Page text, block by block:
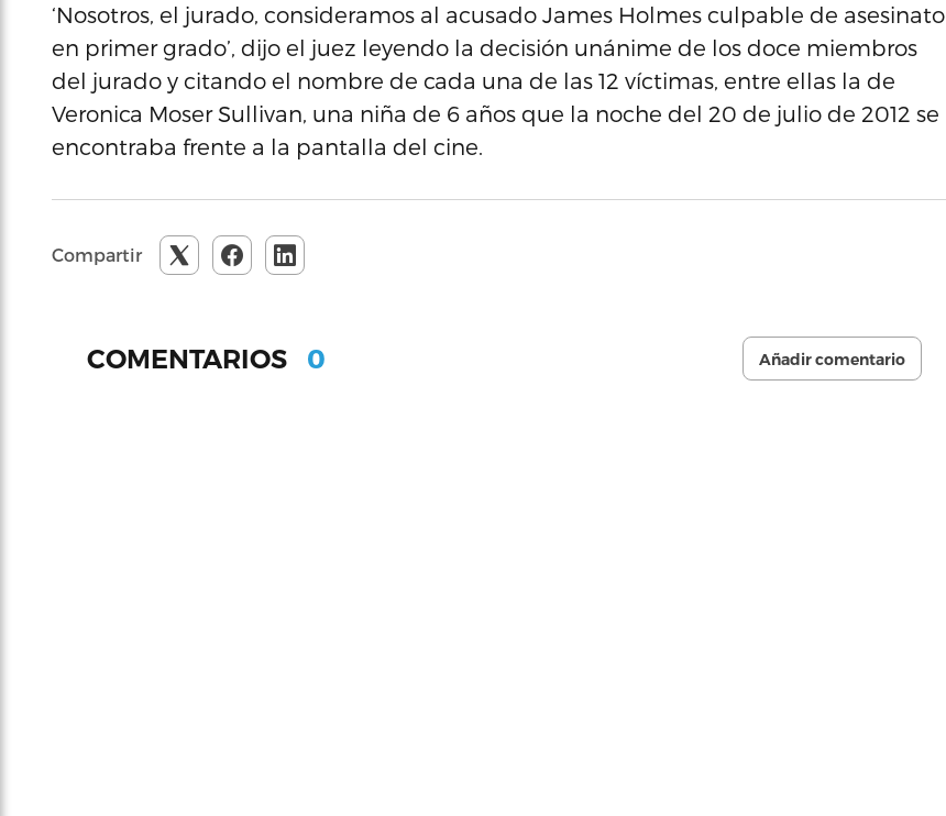
‘Nosotros, el jurado, consideramos al acusado James Holmes culpable de asesinato
en primer grado’, dijo el juez leyendo la decisión unánime de los doce miembros
del jurado y citando el nombre de cada una de las 12 víctimas, entre ellas la de
Veronica Moser Sullivan, una niña de 6 años que la noche del 20 de julio de 2012 se
encontraba frente a la pantalla del cine.
Compartir
COMENTARIOS 0 Añadir comentario